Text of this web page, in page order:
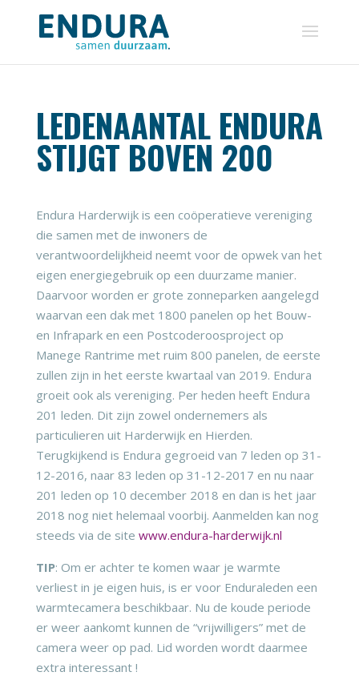
LEDENAANTAL ENDURA
STIJGT BOVEN 200
Endura Harderwijk is een coöperatieve vereniging
die samen met de inwoners de
verantwoordelijkheid neemt voor de opwek van het
eigen energiegebruik op een duurzame manier.
Daarvoor worden er grote zonneparken aangelegd
waarvan een dak met 1800 panelen op het Bouw-
en Infrapark en een Postcoderoosproject op
Manege Rantrime met ruim 800 panelen, de eerste
zullen zijn in het eerste kwartaal van 2019. Endura
groeit ook als vereniging. Per heden heeft Endura
201 leden. Dit zijn zowel ondernemers als
particulieren uit Harderwijk en Hierden.
Terugkijkend is Endura gegroeid van 7 leden op 31-
12-2016, naar 83 leden op 31-12-2017 en nu naar
201 leden op 10 december 2018 en dan is het jaar
2018 nog niet helemaal voorbij. Aanmelden kan nog
steeds via de site www.endura-harderwijk.nl
TIP: Om er achter te komen waar je warmte
verliest in je eigen huis, is er voor Enduraleden een
warmtecamera beschikbaar. Nu de koude periode
er weer aankomt kunnen de “vrijwilligers” met de
camera weer op pad. Lid worden wordt daarmee
extra interessant !